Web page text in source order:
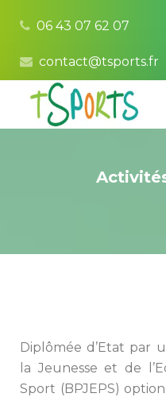
06 43 07 62 07
contact@tsports.fr
Diplômée d’Etat par
la Jeunesse et de
Sport (BPJEPS)